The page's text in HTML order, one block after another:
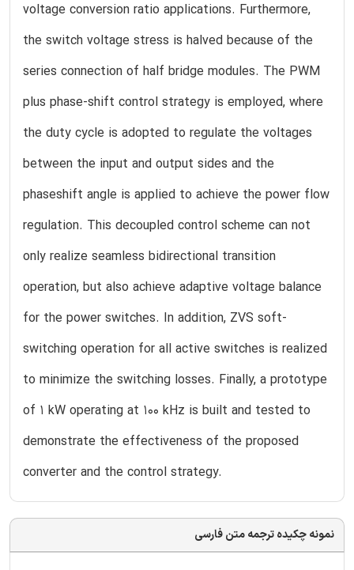
voltage conversion ratio applications. Furthermore,
the switch voltage stress is halved because of the
series connection of half bridge modules. The PWM
plus phase-shift control strategy is employed, where
the duty cycle is adopted to regulate the voltages
between the input and output sides and the
phaseshift angle is applied to achieve the power flow
regulation. This decoupled control scheme can not
only realize seamless bidirectional transition
operation, but also achieve adaptive voltage balance
for the power switches. In addition, ZVS soft-
switching operation for all active switches is realized
to minimize the switching losses. Finally, a prototype
of 1 kW operating at 100 kHz is built and tested to
demonstrate the effectiveness of the proposed
converter and the control strategy.
نمونه چکیده ترجمه متن فارسی